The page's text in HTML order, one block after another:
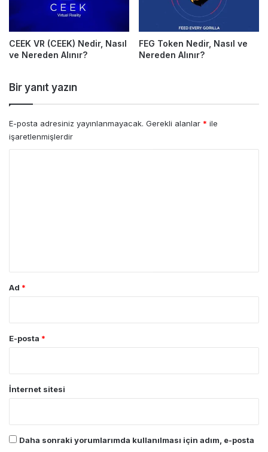
CEEK VR (CEEK) Nedir, Nasıl
ve Nereden Alınır?
FEG Token Nedir, Nasıl ve
Nereden Alınır?
Bir yanıt yazın
E-posta adresiniz yayınlanmayacak. Gerekli alanlar * ile
işaretlenmişlerdir
Ad *
E-posta *
İnternet sitesi
Daha sonraki yorumlarımda kullanılması için adım, e-posta